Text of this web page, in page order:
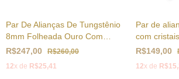
Par De Alianças De Tungstênio
8mm Folheada Ouro Com
Centro fosco
R$247,00
R$260,00
12x de R$25,41
Par de
com
R$149,00
12x de